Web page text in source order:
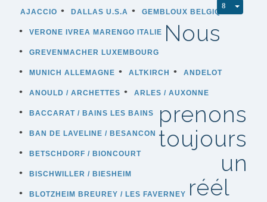
AJACCIO DALLAS U.S.A GEMBLOUX BELGIQUE
VERONE IVREA MARENGO ITALIE
GREVENMACHER LUXEMBOURG
MUNICH ALLEMAGNE ALTKIRCH ANDELOT
ANOULD / ARCHETTES ARLES / AUXONNE
BACCARAT / BAINS LES BAINS
BAN DE LAVELINE / BESANCON
BETSCHDORF / BIONCOURT
BISCHWILLER / BIESHEIM
BLOTZHEIM BREUREY / LES FAVERNEY
Nous
prenons
toujours
un
réél